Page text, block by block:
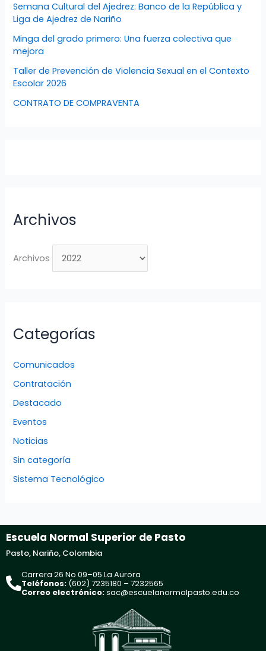
Semana Cultural del Ajedrez: Banco de la República y
Liga de Ajedrez de Nariño
Minga del grado primero: Una fuerza colectiva que
mejora
Taller de Prevención de Violencia Sexual en el Contexto
Escolar 2026
CONTRATO DE COMPRAVENTA
Archivos
Archivos
Categorías
Comunicados
Contratación
Destacado
Eventos
Noticias
Sin categoría
Sistema Tecnológico
Escuela Normal Superior de Pasto
Pasto, Nariño, Colombia
Carrera 26 No 09–05 La Aurora
Teléfonos: (602) 7235180 – 7232565
Correo electrónico:sac@escuelanormalpasto.edu.co